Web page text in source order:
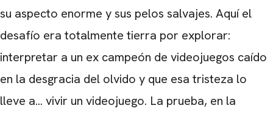
su aspecto enorme y sus pelos salvajes. Aquí el
desafío era totalmente tierra por explorar:
interpretar a un ex campeón de videojuegos caído
en la desgracia del olvido y que esa tristeza lo
lleve a... vivir un videojuego. La prueba, en la